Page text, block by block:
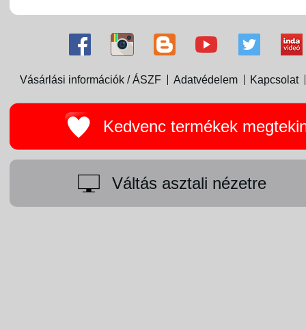
Vásárlási információk / ÁSZF Adatvédelem Kapcsolat
Kedvenc termékek
Váltás asztali nézetre